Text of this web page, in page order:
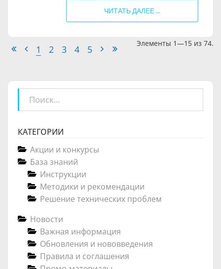
ЧИТАТЬ ДАЛЕЕ ...
<< Первая
< Предыдущая
1 2 3 4 5 Следующая >
Элементы 1—15 из 74.
КАТЕГОРИИ
Акции и конкурсы
База знаний
Инструкции
Методики и рекомендации
Решение технических проблем
Новости
Важная информация
Обновления и нововведения
Правила и соглашения